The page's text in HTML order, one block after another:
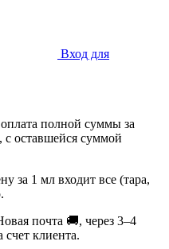
Вход для
полной суммы за
с оставшейся суммой
за 1 мл входит все (тара,
почта 🚚, через 3–4
клиента.